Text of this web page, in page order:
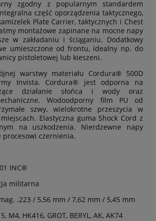
zgodny z popularnym standardem
część oporządzenia taktycznego,
Plate Carrier, taktycznych i Chest
montażowe zapinane na mocne napy
w zakładaniu i ściąganiu. Dodatkowy
umieszczone od frontu, idealny np. do
pistoletowej lub kieszeni.
warstwy materiału Cordura® 500D
Invista. Cordura® jest odporna na
działanie słońca i wody oraz
Wodoodporny film PU od
szwy, wielokrotne przeszycia w
Elastyczna guma Shock Cord z
na uszkodzenia. Nierdzewne napy
procesowi czernienia.
INC®
militarna
.223 / 5,56 mm / 7,62 mm / 5,45 mm
M4, HK416, GROT, BERYL, AK, AK74